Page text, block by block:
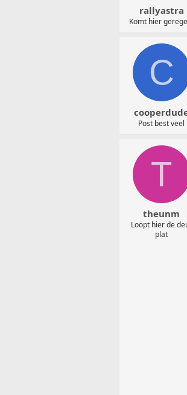
rallyastra
Komt hier
C
Post best veel
T
theunm
Loopt hier de
plat